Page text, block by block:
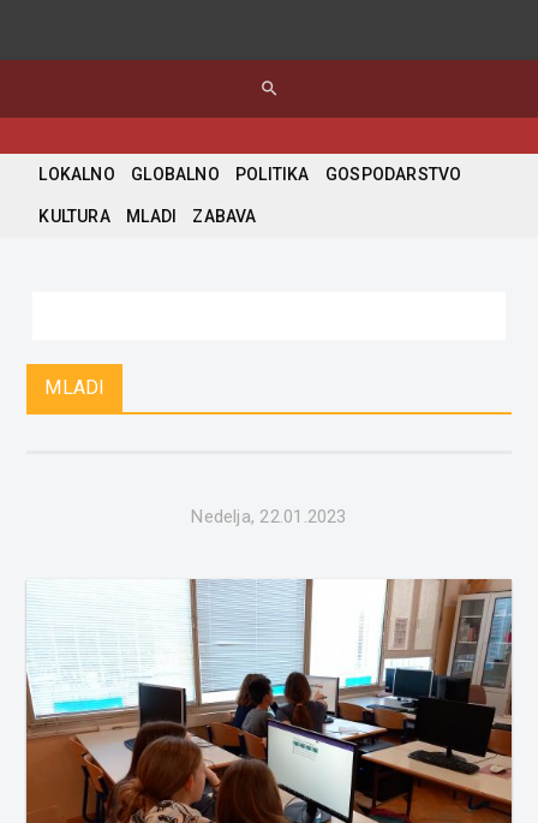
search
LOKALNO GLOBALNO POLITIKA GOSPODARSTVO
KULTURA MLADI ZABAVA
MLADI
Nedelja, 22.01.2023